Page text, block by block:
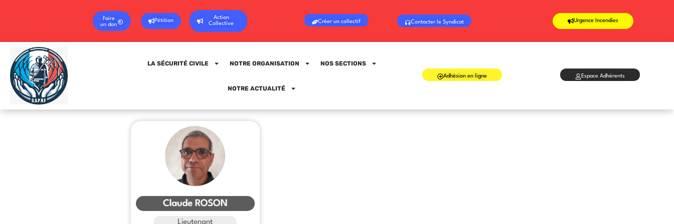
Faire
un don
Pétition
Action
Collective
Créer un collectif Contacter le Syndicat Urgence Incendies
LA SÉCURITÉ CIVILE NOTRE ORGANISATION NOS SECTIONS
NOTRE ACTUALITÉ
Adhésion en ligne Espace Adhérents
Sign in